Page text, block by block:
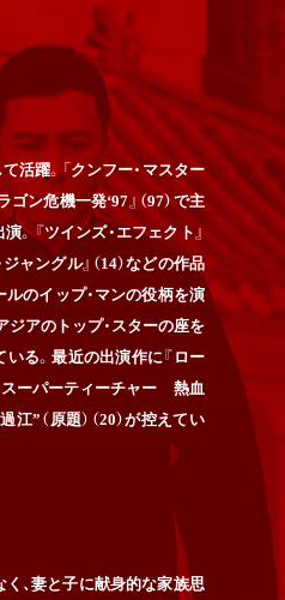
活躍。「クンフー・マスター
ゴン危機一発‘97』（97）で主
。『ツインズ・エフェクト』
ジャングル』（14）などの作品
のイップ・マンの役柄を演
ジアのトップ・スターの座を
いる。最近の出演作に『ロー
『スーパーティーチャー 熱血
”（原題）（20）が控えてい
、妻と子に献身的な家族思